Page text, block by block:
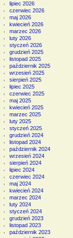
lipiec 2026
czerwiec 2026
maj 2026
kwiecień 2026
marzec 2026
luty 2026
styczeń 2026
grudzień 2025
listopad 2025
październik 2025
wrzesień 2025
sierpień 2025
lipiec 2025
czerwiec 2025
maj 2025
kwiecień 2025
marzec 2025
luty 2025
styczeń 2025
grudzień 2024
listopad 2024
październik 2024
wrzesień 2024
sierpień 2024
lipiec 2024
czerwiec 2024
maj 2024
kwiecień 2024
marzec 2024
luty 2024
styczeń 2024
grudzień 2023
listopad 2023
październik 2023